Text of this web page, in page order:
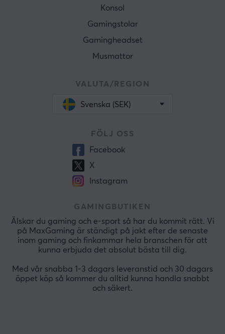
Konsol
Gamingstolar
Gamingheadset
Musmattor
VALUTA/REGION
Svenska (SEK)
FÖLJ OSS
Facebook
X
Instagram
GAMINGBUTIKEN
Älskar du gaming och e-sport så har du kommit rätt. Vi
på MaxGaming är ständigt på jakt efter de senaste
inom gaming och finkammar hela branschen för att
kunna erbjuda det absolut bästa till dig.
Med vår snabba 1-3 dagars leveranstid och 30 dagars
öppet köp så kommer du alltid kunna handla snabbt
och säkert.